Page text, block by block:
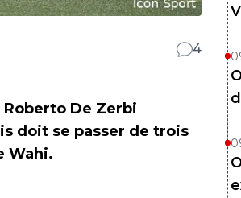
4
De Zerbi
doit se passer de trois
Wahi.